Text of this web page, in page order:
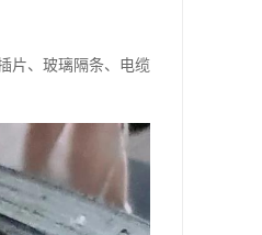
片、玻璃隔条、电缆